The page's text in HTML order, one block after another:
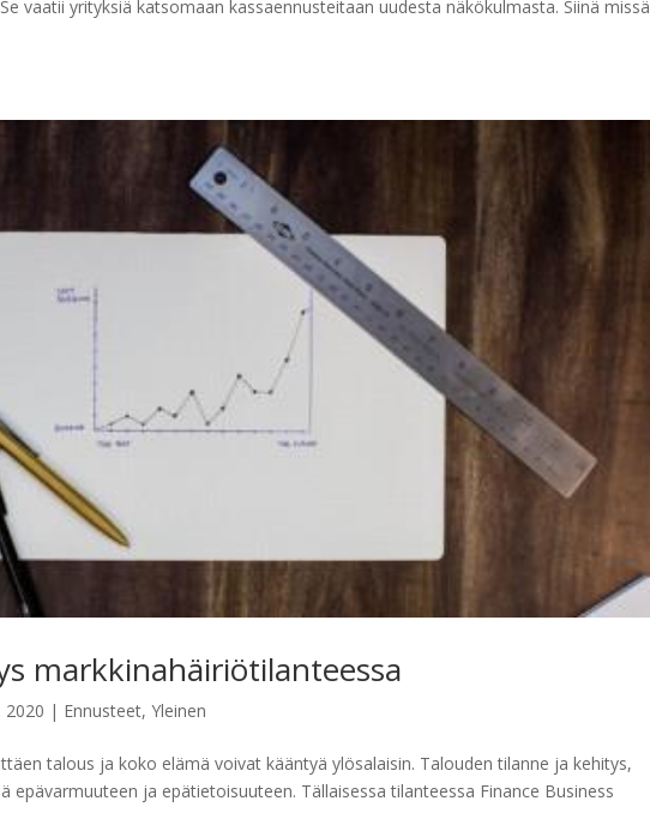
vaatii yrityksiä katsomaan kassaennusteitaan uudesta näkökulmasta. Siinä missä
markkinahäiriötilanteessa
2020 | Ennusteet,Yleinen
talous ja koko elämä voivat kääntyä ylösalaisin. Talouden tilanne ja kehitys,
epävarmuuteen ja epätietoisuuteen. Tällaisessa tilanteessa Finance Business